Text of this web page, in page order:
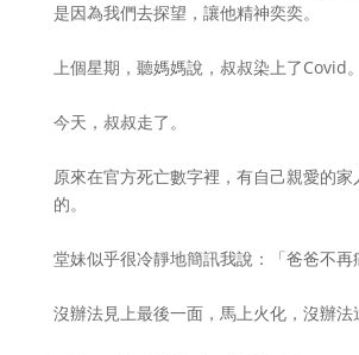
是因為我們去探望，讓他精神奕奕。
上個星期，聽媽媽說，叔叔染上了Covid。
今天，叔叔走了。
原來在官方死亡數字裡，有自己親愛的家
的。
堂妹似乎很冷靜地簡訊我說：「爸爸不再
沒辦法見上最後一面，馬上火化，沒辦法